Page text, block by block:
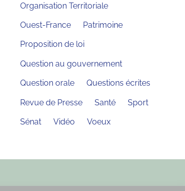
Organisation Territoriale
Ouest-France Patrimoine
Proposition de loi
Question au gouvernement
Question orale Questions écrites
Revue de Presse Santé Sport
Sénat Vidéo Voeux